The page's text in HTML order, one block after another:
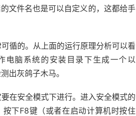
文件名也是可以自定义的，这都给手
循的。从上面的运行原理分析可以看
电脑系统的安装目录下生成一个以
出灰鸽子木马。
在安全模式下进行。进入安全模式的
下F8键（或者在启动计算机时按住